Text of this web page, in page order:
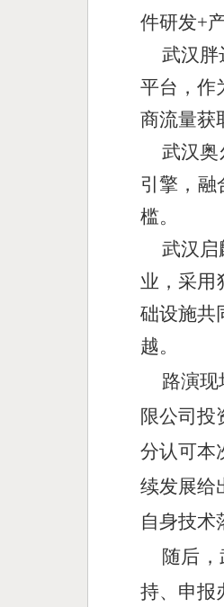
件研发+
武汉胖
平台，作
商流量获
武汉
引擎，融
槛。
武汉启
业，采用
础设施共
越。
路演
限公司投
分认可本
续发展给
自身技术
随后
持、申报